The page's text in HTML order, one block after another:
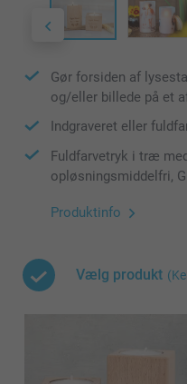
Gør forsiden af
og/eller billede på et
Indgraveret eller
Fuldfarvetryk i træ
opløsningsmiddelfri,
Produktinfo
Vælg produkt